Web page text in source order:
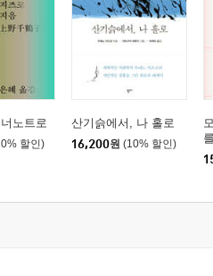
노트로
할인)
산기슭에서, 나 홀로
16,200원 (10% 할인)